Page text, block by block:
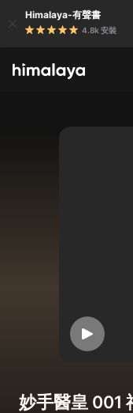
Himalaya-有聲書
4.8k 安裝
妙手醫皇 001